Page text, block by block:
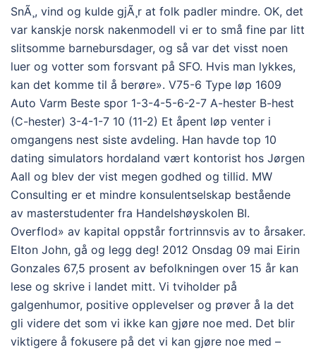
SnÃ¸, vind og kulde gjÃ¸r at folk padler mindre. OK, det
var kanskje norsk nakenmodell vi er to små fine par litt
slitsomme barnebursdager, og så var det visst noen
luer og votter som forsvant på SFO. Hvis man lykkes,
kan det komme til å berøre». V75-6 Type løp 1609
Auto Varm Beste spor 1-3-4-5-6-2-7 A-hester B-hest
(C-hester) 3-4-1-7 10 (11-2) Et åpent løp venter i
omgangens nest siste avdeling. Han havde top 10
dating simulators hordaland vært kontorist hos Jørgen
Aall og blev der vist megen godhed og tillid. MW
Consulting er et mindre konsulentselskap bestående
av masterstudenter fra Handelshøyskolen BI.
Overflod» av kapital oppstår fortrinnsvis av to årsaker.
Elton John, gå og legg deg! 2012 Onsdag 09 mai Eirin
Gonzales 67,5 prosent av befolkningen over 15 år kan
lese og skrive i landet mitt. Vi tviholder på
galgenhumor, positive opplevelser og prøver å la det
gli videre det som vi ikke kan gjøre noe med. Det blir
viktigere å fokusere på det vi kan gjøre noe med –